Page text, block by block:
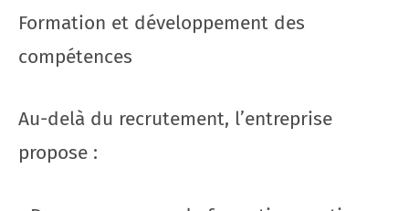
Formation et développement des
compétences
Au-delà du recrutement, l’entreprise
propose :